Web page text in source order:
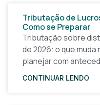
Tributação de
Como se Preparar
Tributação sobre
de 2026: o que
planejar com
janeiro de 2026, a
CONTINUAR LENDO